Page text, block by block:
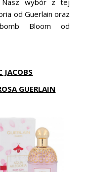
od Guerlain oraz
Bloom od
JACOBS
GUERLAIN